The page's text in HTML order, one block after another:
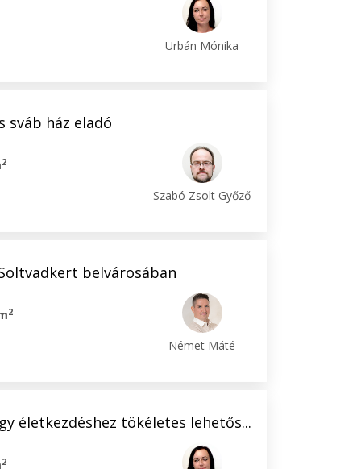
Urbán Mónika
sváb ház eladó
2
Szabó Zsolt Győző
belvárosában
2
Német Máté
életkezdéshez tökéletes lehetős...
2